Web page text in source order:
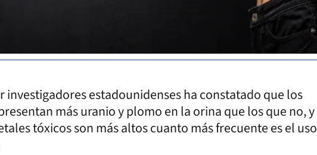
estadounidenses ha constatado que los
más uranio y plomo en la orina que los que no, y
tóxicos son más altos cuanto más frecuente es el uso